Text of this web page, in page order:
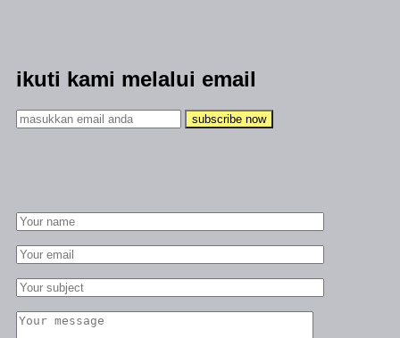
ikuti kami melalui email
subscribe now